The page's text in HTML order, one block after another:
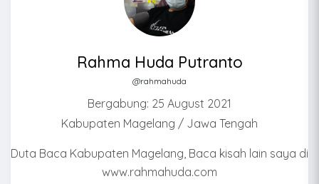
Rahma Huda Putranto
@rahmahuda
Bergabung: 25 August 2021
Kabupaten Magelang / Jawa Tengah
Duta Baca Kabupaten Magelang, Baca kisah lain saya di
www.rahmahuda.com